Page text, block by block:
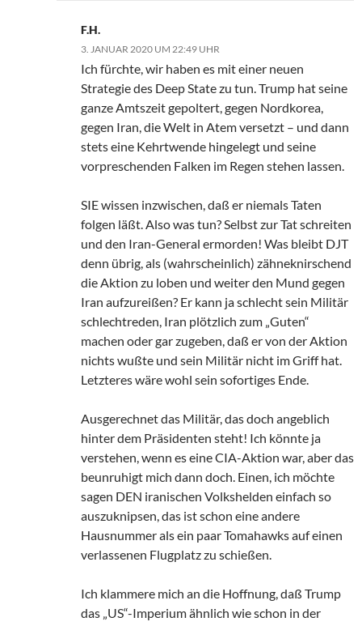
F.H.
3. JANUAR 2020 UM 22:49 UHR
Ich fürchte, wir haben es mit einer neuen
Strategie des Deep State zu tun. Trump hat seine
ganze Amtszeit gepoltert, gegen Nordkorea,
gegen Iran, die Welt in Atem versetzt – und dann
stets eine Kehrtwende hingelegt und seine
vorpreschenden Falken im Regen stehen lassen.
SIE wissen inzwischen, daß er niemals Taten
folgen läßt. Also was tun? Selbst zur Tat schreiten
und den Iran-General ermorden! Was bleibt DJT
denn übrig, als (wahrscheinlich) zähneknirschend
die Aktion zu loben und weiter den Mund gegen
Iran aufzureißen? Er kann ja schlecht sein Militär
schlechtreden, Iran plötzlich zum „Guten“
machen oder gar zugeben, daß er von der Aktion
nichts wußte und sein Militär nicht im Griff hat.
Letzteres wäre wohl sein sofortiges Ende.
Ausgerechnet das Militär, das doch angeblich
hinter dem Präsidenten steht! Ich könnte ja
verstehen, wenn es eine CIA-Aktion war, aber das
beunruhigt mich dann doch. Einen, ich möchte
sagen DEN iranischen Volkshelden einfach so
auszuknipsen, das ist schon eine andere
Hausnummer als ein paar Tomahawks auf einen
verlassenen Flugplatz zu schießen.
Ich klammere mich an die Hoffnung, daß Trump
das „US“-Imperium ähnlich wie schon in der